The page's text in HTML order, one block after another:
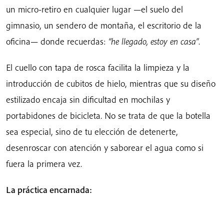
un micro-retiro en cualquier lugar —el suelo del
gimnasio, un sendero de montaña, el escritorio de la
oficina— donde recuerdas: “he llegado, estoy en casa”.
El cuello con tapa de rosca facilita la limpieza y la
introducción de cubitos de hielo, mientras que su diseño
estilizado encaja sin dificultad en mochilas y
portabidones de bicicleta. No se trata de que la botella
sea especial, sino de tu elección de detenerte,
desenroscar con atención y saborear el agua como si
fuera la primera vez.
La práctica encarnada: